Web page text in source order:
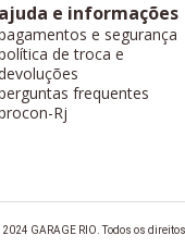
ajuda e informações
e segurança
de troca e
frequentes
Rj
GARAGE RIO. Todos os